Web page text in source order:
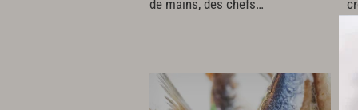
de mains, des chefs…